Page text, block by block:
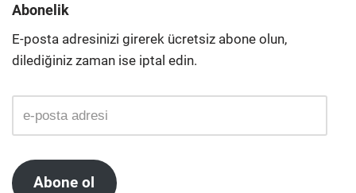
Abonelik
E-posta adresinizi girerek ücretsiz abone olun,
dilediğiniz zaman ise iptal edin.
Abone ol